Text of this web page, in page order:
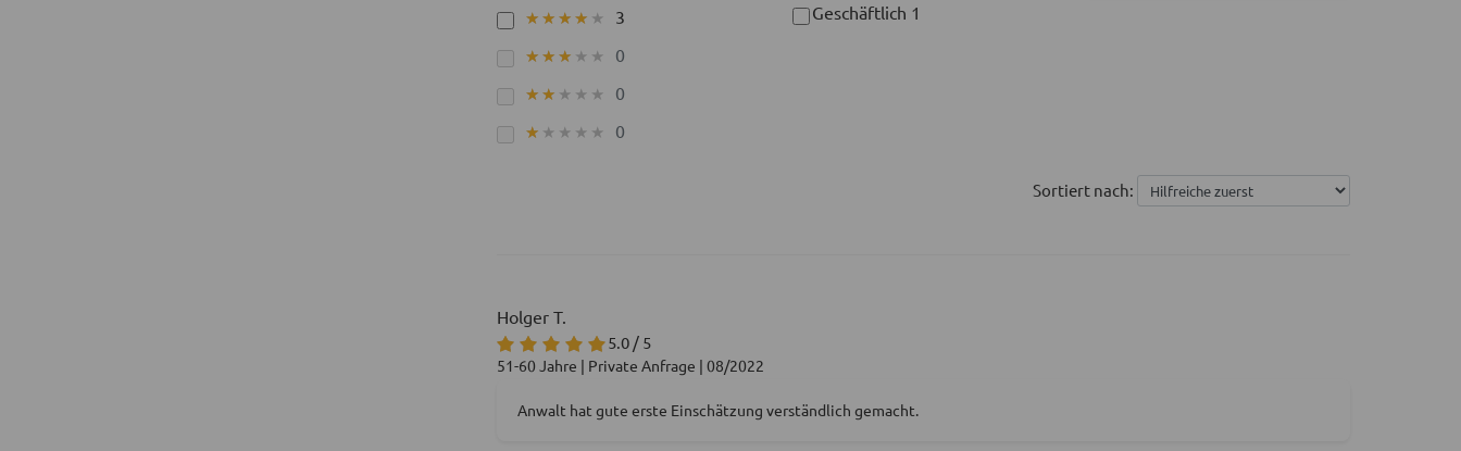
★★★★★
★★★★★ 3
★★★★★
★★★★★ 0
★★★★★
★★★★★ 0
★★★★★
★★★★★ 0
Geschäftlich 1
Sortiert nach:
Holger T.
5.0 / 5
51-60 Jahre | Private Anfrage | 08/2022
Anwalt hat gute erste Einschätzung verständlich gemacht.